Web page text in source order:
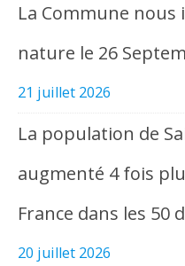
La Commune
nature le 26
21 juillet 2026
La population de
augmenté 4 fois
France dans les 50
20 juillet 2026